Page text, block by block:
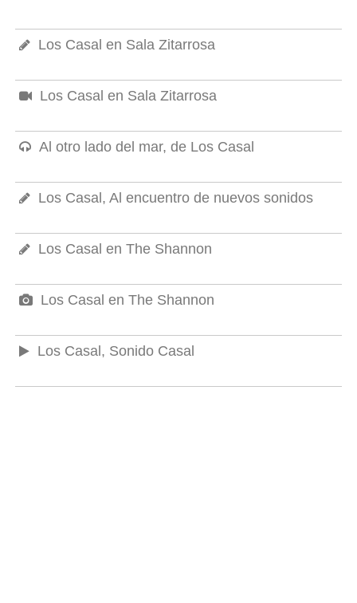
Los Casal en Sala Zitarrosa
Los Casal en Sala Zitarrosa
Al otro lado del mar, de Los Casal
Los Casal, Al encuentro de nuevos sonidos
Los Casal en The Shannon
Los Casal en The Shannon
Los Casal, Sonido Casal